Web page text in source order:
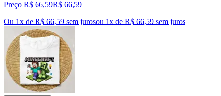
Preço R$ 66,59R$ 66,59
Ou 1x de R$ 66,59 sem jurosou 1x de R$ 66,59 sem juros